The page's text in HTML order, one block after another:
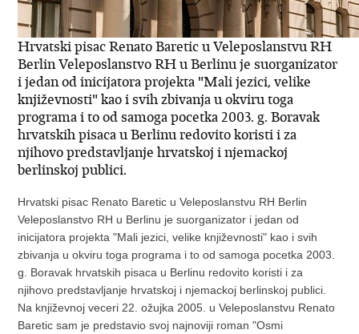
Hrvatski pisac Renato Baretic u Veleposlanstvu RH
Berlin Veleposlanstvo RH u Berlinu je suorganizator
i jedan od inicijatora projekta "Mali jezici, velike
književnosti" kao i svih zbivanja u okviru toga
programa i to od samoga pocetka 2003. g. Boravak
hrvatskih pisaca u Berlinu redovito koristi i za
njihovo predstavljanje hrvatskoj i njemackoj
berlinskoj publici.
Hrvatski pisac Renato Baretic u Veleposlanstvu RH Berlin
Veleposlanstvo RH u Berlinu je suorganizator i jedan od
inicijatora projekta "Mali jezici, velike književnosti" kao i svih
zbivanja u okviru toga programa i to od samoga pocetka 2003.
g. Boravak hrvatskih pisaca u Berlinu redovito koristi i za
njihovo predstavljanje hrvatskoj i njemackoj berlinskoj publici.
Na književnoj veceri 22. ožujka 2005. u Veleposlanstvu Renato
Baretic sam je predstavio svoj najnoviji roman "Osmi